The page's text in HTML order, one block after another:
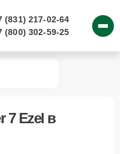
(831) 217-02-64
(800) 302-59-25
7 Ezel в